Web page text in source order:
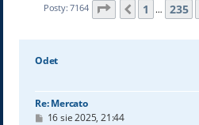
Posty: 7164 Strona 239 z239
Poprzednia
1 … 235
Odet
Re: Mercato
P16 sie 2025, 21:44